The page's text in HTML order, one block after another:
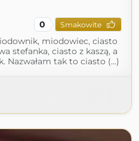
0 Smakowite
miodowiec, ciasto
stefanka, ciasto z kaszą, a
Nazwałam tak to ciasto (...)